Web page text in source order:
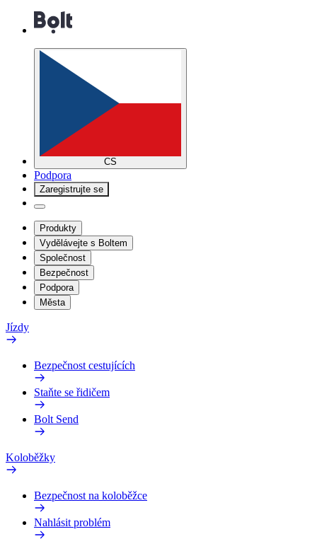
CS
Podpora
Zaregistrujte se
Produkty
Vydělávejte s Boltem
Společnost
Bezpečnost
Podpora
Města
Jízdy
Bezpečnost cestujících
Staňte se řidičem
Bolt Send
Koloběžky
Bezpečnost na koloběžce
Nahlásit problém